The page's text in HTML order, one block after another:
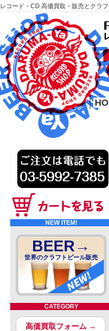
レコード・CD 高価買取・販売とクラ
レコード高価買取はこちら
HOME
│
NEW ITEM!
BEER→
世界のクラフトビール販売
CATEGORY
高価買取フォーム →